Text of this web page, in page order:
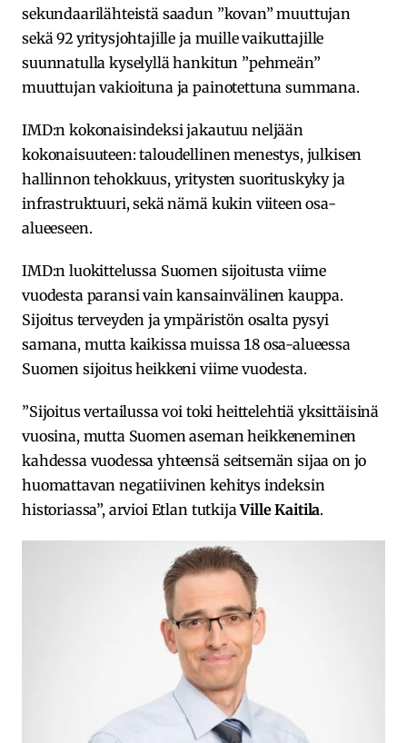
sekundaarilähteistä saadun ”kovan” muuttujan
sekä 92 yritysjohtajille ja muille vaikuttajille
suunnatulla kyselyllä hankitun ”pehmeän”
muuttujan vakioituna ja painotettuna summana.
IMD:n kokonaisindeksi jakautuu neljään
kokonaisuuteen: taloudellinen menestys, julkisen
hallinnon tehokkuus, yritysten suorituskyky ja
infrastruktuuri, sekä nämä kukin viiteen osa-
alueeseen.
IMD:n luokittelussa Suomen sijoitusta viime
vuodesta paransi vain kansainvälinen kauppa.
Sijoitus terveyden ja ympäristön osalta pysyi
samana, mutta kaikissa muissa 18 osa-alueessa
Suomen sijoitus heikkeni viime vuodesta.
”Sijoitus vertailussa voi toki heittelehtiä yksittäisinä
vuosina, mutta Suomen aseman heikkeneminen
kahdessa vuodessa yhteensä seitsemän sijaa on jo
huomattavan negatiivinen kehitys indeksin
historiassa”, arvioi Etlan tutkijaVille Kaitila.